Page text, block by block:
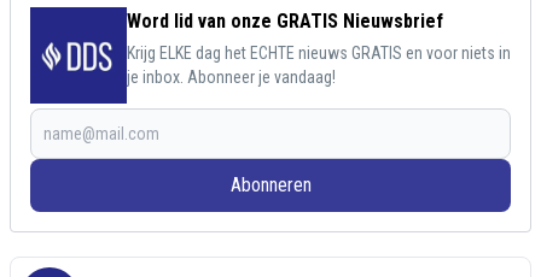
Word lid van onze GRATIS Nieuwsbrief
Krijg ELKE dag het ECHTE nieuws GRATIS en voor niets in
je inbox. Abonneer je vandaag!
Abonneren